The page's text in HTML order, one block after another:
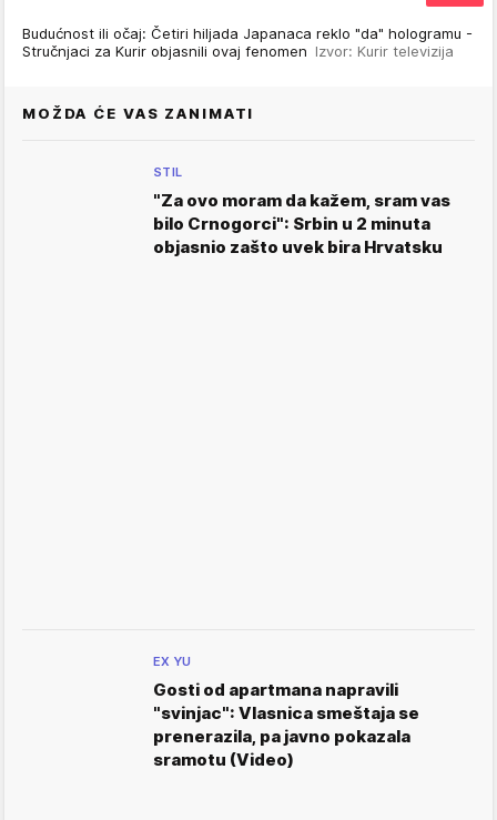
Budućnost ili očaj: Četiri hiljada Japanaca reklo "da" hologramu -
Stručnjaci za Kurir objasnili ovaj fenomen Izvor: Kurir televizija
MOŽDA ĆE VAS ZANIMATI
STIL
"Za ovo moram da kažem, sram vas
bilo Crnogorci": Srbin u 2 minuta
objasnio zašto uvek bira Hrvatsku
EX YU
Gosti od apartmana napravili
"svinjac": Vlasnica smeštaja se
prenerazila, pa javno pokazala
sramotu (Video)